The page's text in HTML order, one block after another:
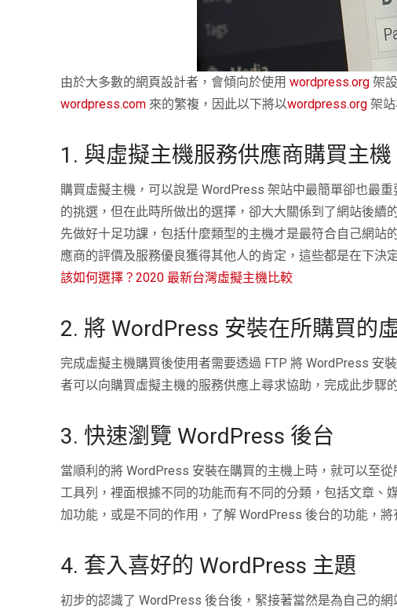
由於大多數的網頁設計者，會傾向於使用wordpress.org 架
wordpress.com 來的繁複，因此以下將以wordpress.org 架
1. 與虛擬主機服務供應商購買主機
購買虛擬主機，可以說是 WordPress 架站中最簡單卻也最
的挑選，但在此時所做出的選擇，卻大大關係到了網站後
先做好十足功課，包括什麼類型的主機才是最符合自己網
應商的評價及服務優良獲得其他人的肯定，這些都是在下決
該如何選擇？2020 最新台灣虛擬主機比較
2. 將 WordPress 安裝在所購買的
完成虛擬主機購買後使用者需要透過 FTP 將 WordPress 安
者可以向購買虛擬主機的服務供應上尋求協助，完成此步驟
3. 快速瀏覽 WordPress 後台
當順利的將 WordPress 安裝在購買的主機上時，就可以至
工具列，裡面根據不同的功能而有不同的分類，包括文章
加功能，或是不同的作用，了解 WordPress 後台的功能，
4. 套入喜好的 WordPress 主題
初步的認識了 WordPress 後台後，緊接著當然是為自己的